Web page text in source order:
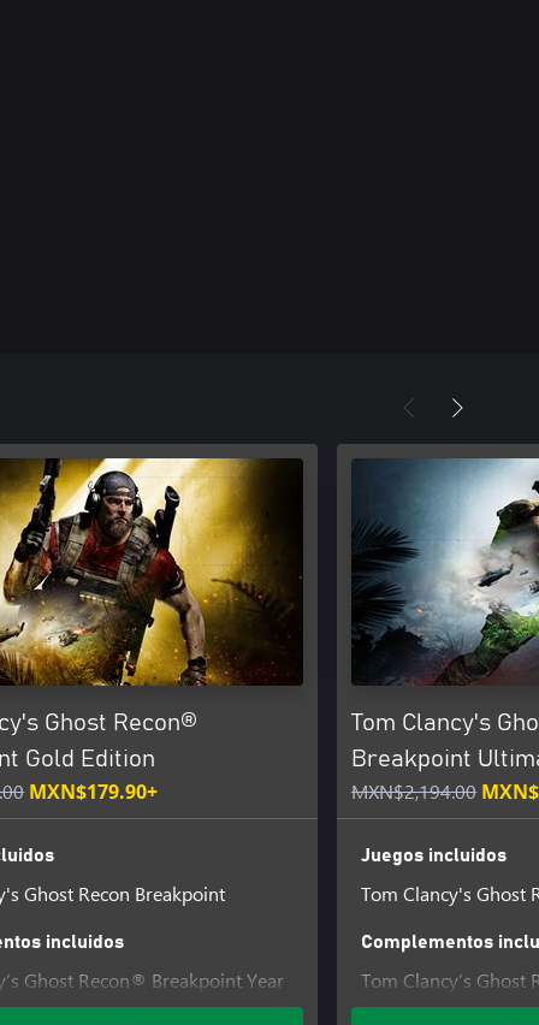
Ghost Recon®
Gold Edition
MXN$179.90+
Ghost Recon Breakpoint
incluidos
Ghost Recon® Breakpoint Year
Tom Clancy's
Breakpoint
MXN$2,194.00
Juegos incluidos
Tom Clancy's Ghost
Complementos
Tom Clancy’s
1 Pass